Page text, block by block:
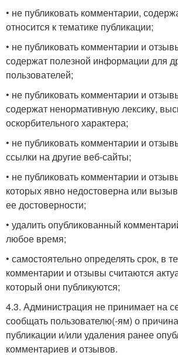
• не публиковать комментарии,
относится к тематике публикации;
• не публиковать комментарии и
содержат полезной информации для
пользователей;
• не публиковать комментарии и
содержат ненормативную лексику,
оскорбительного характера;
• не публиковать комментарии и
ссылки на другие веб-сайты;
• не публиковать комментарии и
которых явно недостоверна или
ее достоверности;
• удалить опубликованный
любое время;
• самостоятельно определять срок, в
комментарии и отзывы считаются
который они публикуются;
4.3. Администрация не принимает на
сообщать пользователю(-ям) о
публикации и/или удаления ранее
комментариев и отзывов.